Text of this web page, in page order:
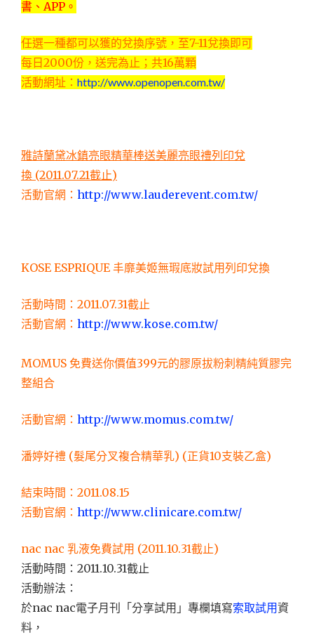
書、APP。
任選一種都可以獲的兌換序號，至7-11兌換即可
每日2000份，送完為止；共16萬顆
活動網址： http://www.openopen.com.tw/
雅詩蘭黛冰鎮亮眼精華棒送美麗亮眼禮列印兌
換 (2011.07.21截止)
活動官網： http://www.lauderevent.com.tw/
KOSE ESPRIQUE 丰靡美姬無瑕底妝試用列印兌換
活動時間：2011.07.31截止
活動官網： http://www.kose.com.tw/
MOMUS 免費送你價值399元的膠原拔粉刺精純質膠完
整組合
活動官網： http://www.momus.com.tw/
潘婷好禮 (髮尾分叉複合精華乳) (正貨10支裝乙盒)
結束時間：2011.08.15
活動官網： http://www.clinicare.com.tw/
nac nac 乳液免費試用 (2011.10.31截止)
活動時間：2011.10.31截止
活動辦法：
於nac nac電子月刊「分享試用」專欄填寫索取試用資
料，